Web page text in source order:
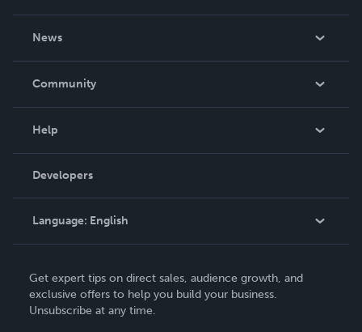
News
In The News
Community
Podcast
Help
Order Lookup
Knowledge Base
Contact Support
Developers
Language: English
Deutsch
Français
Get expert tips on direct sales, audience growth, and
exclusive offers to help you build your business.
Unsubscribe at any time.